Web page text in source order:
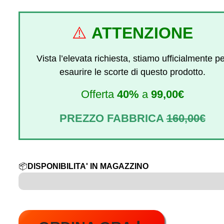
⚠️ ATTENZIONE
Vista l’elevata richiesta, stiamo ufficialmente
esaurire le scorte di questo prodotto.
Offerta 40% a99,00€
PREZZO FABBRICA160,00€
📦 DISPONIBILITA' IN MAGAZZINO